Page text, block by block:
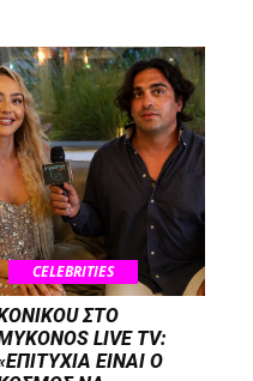
CELEBRITIES
ΣΤΟ
LIVE TV:
ΕΙΝΑΙ Ο